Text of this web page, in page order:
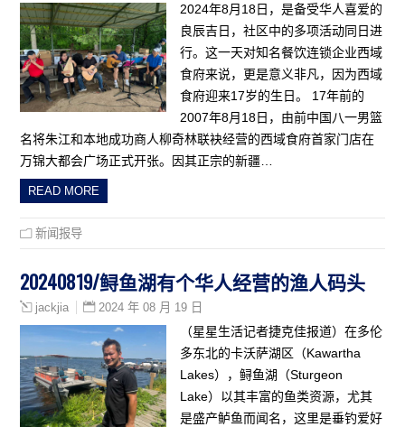
2024年8月18日，是备受华人喜爱的
良辰吉日，社区中的多项活动同日进
行。这一天对知名餐饮连锁企业西域
食府来说，更是意义非凡，因为西域
食府迎来17岁的生日。 17年前的
2007年8月18日，由前中国八一男篮
名将朱江和本地成功商人柳奇林联袂经营的西域食府首家门店在
万锦大都会广场正式开张。因其正宗的新疆…
READ MORE
新闻报导
20240819/鲟鱼湖有个华人经营的渔人码头
jackjia 2024 年 08 月 19 日
（星星生活记者捷克佳报道）在多伦
多东北的卡沃萨湖区（Kawartha
Lakes），鲟鱼湖（Sturgeon
Lake）以其丰富的鱼类资源，尤其
是盛产鲈鱼而闻名，这里是垂钓爱好